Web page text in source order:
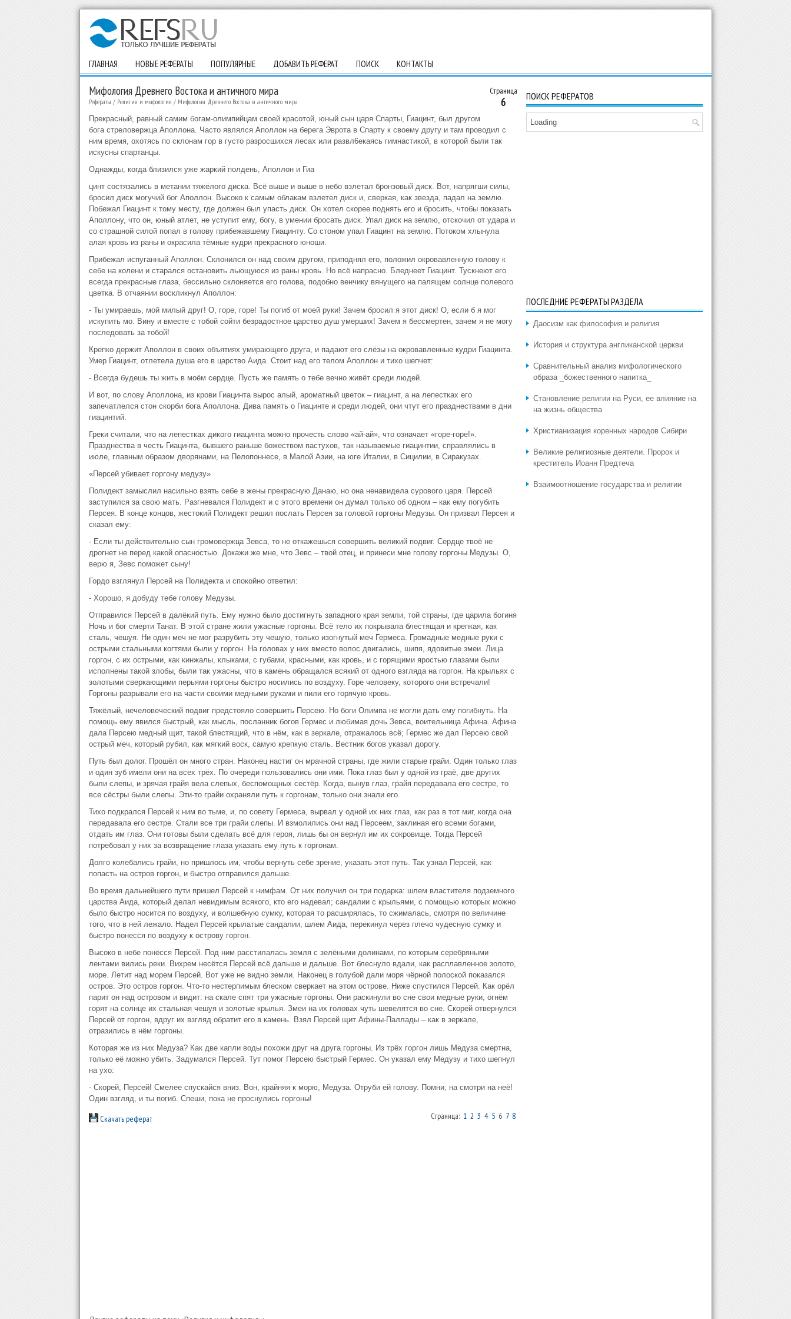
ГЛАВНАЯ НОВЫЕ РЕФЕРАТЫ ПОПУЛЯРНЫЕ ДОБАВИТЬ РЕФЕРАТ ПОИСК КОНТАКТЫ
Страница
6
Мифология Древнего Востока и античного мира
Рефераты / Религия и мифология / Мифология Древнего Востока и античного мира
Прекрасный, равный самим богам-олимпийцам своей красотой, юный сын царя Спарты, Гиацинт, был другом
бога стреловержца Аполлона. Часто являлся Аполлон на берега Эврота в Спарту к своему другу и там проводил с
ним время, охотясь по склонам гор в густо разросшихся лесах или развл6екаясь гимнастикой, в которой были так
искусны спартанцы.
Однажды, когда близился уже жаркий полдень, Аполлон и Гиа
цинт состязались в метании тяжёлого диска. Всё выше и выше в небо взлетал бронзовый диск. Вот, напрягши силы,
бросил диск могучий бог Аполлон. Высоко к самым облакам взлетел диск и, сверкая, как звезда, падал на землю.
Побежал Гиацинт к тому месту, где должен был упасть диск. Он хотел скорее поднять его и бросить, чтобы показать
Аполлону, что он, юный атлет, не уступит ему, богу, в умении бросать диск. Упал диск на землю, отскочил от удара и
со страшной силой попал в голову прибежавшему Гиацинту. Со стоном упал Гиацинт на землю. Потоком хлынула
алая кровь из раны и окрасила тёмные кудри прекрасного юноши.
Прибежал испуганный Аполлон. Склонился он над своим другом, приподнял его, положил окровавленную голову к
себе на колени и старался остановить льющуюся из раны кровь. Но всё напрасно. Бледнеет Гиацинт. Тускнеют его
всегда прекрасные глаза, бессильно склоняется его голова, подобно венчику вянущего на палящем солнце полевого
цветка. В отчаянии воскликнул Аполлон:
- Ты умираешь, мой милый друг! О, горе, горе! Ты погиб от моей руки! Зачем бросил я этот диск! О, если б я мог
искупить мо. Вину и вместе с тобой сойти безрадостное царство душ умерших! Зачем я бессмертен, зачем я не могу
последовать за тобой!
Крепко держит Аполлон в своих объятиях умирающего друга, и падают его слёзы на окровавленные кудри Гиацинта.
Умер Гиацинт, отлетела душа его в царство Аида. Стоит над его телом Аполлон и тихо шепчет:
- Всегда будешь ты жить в моём сердце. Пусть же память о тебе вечно живёт среди людей.
И вот, по слову Аполлона, из крови Гиацинта вырос алый, ароматный цветок – гиацинт, а на лепестках его
запечатлелся стон скорби бога Аполлона. Дива память о Гиацинте и среди людей, они чтут его празднествами в дни
гиацинтий.
Греки считали, что на лепестках дикого гиацинта можно прочесть слово «ай-ай», что означает «горе-горе!».
Празднества в честь Гиацинта, бывшего раньше божеством пастухов, так называемые гиацинтии, справлялись в
июле, главным образом дворянами, на Пелопоннесе, в Малой Азии, на юге Италии, в Сицилии, в Сиракузах.
«Персей убивает горгону медузу»
Полидект замыслил насильно взять себе в жены прекрасную Данаю, но она ненавидела сурового царя. Персей
заступился за свою мать. Разгневался Полидект и с этого времени он думал только об одном – как ему погубить
Персея. В конце концов, жестокий Полидект решил послать Персея за головой горгоны Медузы. Он призвал Персея и
сказал ему:
- Если ты действительно сын громовержца Зевса, то не откажешься совершить великий подвиг. Сердце твоё не
дрогнет не перед какой опасностью. Докажи же мне, что Зевс – твой отец, и принеси мне голову горгоны Медузы. О,
верю я, Зевс поможет сыну!
Гордо взглянул Персей на Полидекта и спокойно ответил:
- Хорошо, я добуду тебе голову Медузы.
Отправился Персей в далёкий путь. Ему нужно было достигнуть западного края земли, той страны, где царила богиня
Ночь и бог смерти Танат. В этой стране жили ужасные горгоны. Всё тело их покрывала блестящая и крепкая, как
сталь, чешуя. Ни один меч не мог разрубить эту чешую, только изогнутый меч Гермеса. Громадные медные руки с
острыми стальными когтями были у горгон. На головах у них вместо волос двигались, шипя, ядовитые змеи. Лица
горгон, с их острыми, как кинжалы, клыками, с губами, красными, как кровь, и с горящими яростью глазами были
исполнены такой злобы, были так ужасны, что в камень обращался всякий от одного взгляда на горгон. На крыльях с
золотыми сверкающими перьями горгоны быстро носились по воздуху. Горе человеку, которого они встречали!
Горгоны разрывали его на части своими медными руками и пили его горячую кровь.
Тяжёлый, нечеловеческий подвиг предстояло совершить Персею. Но боги Олимпа не могли дать ему погибнуть. На
помощь ему явился быстрый, как мысль, посланник богов Гермес и любимая дочь Зевса, воительница Афина. Афина
дала Персею медный щит, такой блестящий, что в нём, как в зеркале, отражалось всё; Гермес же дал Персею свой
острый меч, который рубил, как мягкий воск, самую крепкую сталь. Вестник богов указал дорогу.
Путь был долог. Прошёл он много стран. Наконец настиг он мрачной страны, где жили старые грайи. Один только глаз
и один зуб имели они на всех трёх. По очереди пользовались они ими. Пока глаз был у одной из граё, две других
были слепы, и зрячая грайя вела слепых, беспомощных сестёр. Когда, вынув глаз, грайя передавала его сестре, то
все сёстры были слепы. Эти-то грайи охраняли путь к горгонам, только они знали его.
Тихо подкрался Персей к ним во тьме, и, по совету Гермеса, вырвал у одной их них глаз, как раз в тот миг, когда она
передавала его сестре. Стали все три грайи слепы. И взмолились они над Персеем, заклиная его всеми богами,
отдать им глаз. Они готовы были сделать всё для героя, лишь бы он вернул им их сокровище. Тогда Персей
потребовал у них за возвращение глаза указать ему путь к горгонам.
Долго колебались грайи, но пришлось им, чтобы вернуть себе зрение, указать этот путь. Так узнал Персей, как
попасть на остров горгон, и быстро отправился дальше.
Во время дальнейшего пути пришел Персей к нимфам. От них получил он три подарка: шлем властителя подземного
царства Аида, который делал невидимым всякого, кто его надевал; сандалии с крыльями, с помощью которых можно
было быстро носится по воздуху, и волшебную сумку, которая то расширялась, то сжималась, смотря по величине
того, что в ней лежало. Надел Персей крылатые сандалии, шлем Аида, перекинул через плечо чудесную сумку и
быстро понесся по воздуху к острову горгон.
Высоко в небе понёсся Персей. Под ним расстилалась земля с зелёными долинами, по которым серебряными
лентами вились реки. Вихрем несётся Персей всё дальше и дальше. Вот блеснуло вдали, как расплавленное золото,
море. Летит над морем Персей. Вот уже не видно земли. Наконец в голубой дали моря чёрной полоской показался
остров. Это остров горгон. Что-то нестерпимым блеском сверкает на этом острове. Ниже спустился Персей. Как орёл
парит он над островом и видит: на скале спят три ужасные горгоны. Они раскинули во сне свои медные руки, огнём
горят на солнце их стальная чешуя и золотые крылья. Змеи на их головах чуть шевелятся во сне. Скорей отвернулся
Персей от горгон, вдруг их взгляд обратит его в камень. Взял Персей щит Афины-Паллады – как в зеркале,
отразились в нём горгоны.
Которая же из них Медуза? Как две капли воды похожи друг на друга горгоны. Из трёх горгон лишь Медуза смертна,
только её можно убить. Задумался Персей. Тут помог Персею быстрый Гермес. Он указал ему Медузу и тихо шепнул
на ухо:
- Скорей, Персей! Смелее спускайся вниз. Вон, крайняя к морю, Медуза. Отруби ей голову. Помни, на смотри на неё!
Один взгляд, и ты погиб. Спеши, пока не проснулись горгоны!
Скачать реферат Страница: 1 2 3 4 56 7 8
ПОИСК РЕФЕРАТОВ
Loading
ПОСЛЕДНИЕ РЕФЕРАТЫ РАЗДЕЛА
Даосизм как философия и религия
История и структура англиканской церкви
Сравнительный анализ мифологического
образа _божественного напитка_
Становление религии на Руси, ее влияние на
на жизнь общества
Христианизация коренных народов Сибири
Великие религиозные деятели. Пророк и
креститель Иоанн Предтеча
Взаимоотношение государства и религии